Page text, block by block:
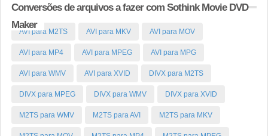
Conversões de arquivos a fazer com Sothink Movie DVD
Maker
AVI para M2TS AVI para MKV AVI para MOV
AVI para MP4 AVI para MPEG AVI para MPG
AVI para WMV AVI para XVID DIVX para M2TS
DIVX para MPEG DIVX para WMV DIVX para XVID
M2TS para WMV M2TS para AVI M2TS para MKV